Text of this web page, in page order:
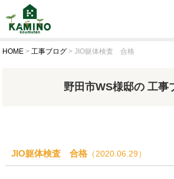
HOME >工事ブログ >JIO躯体検査 合格
野田市WS様邸の 工事
JIO躯体検査 合格（2020.06.29）